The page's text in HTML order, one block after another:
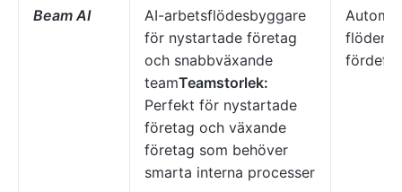
Beam AI
AI-arbetsflödesbyggare
för nystartade företag
och snabbväxande
teamTeamstorlek:
Perfekt för nystartade
företag och växande
företag som behöver
smarta interna processer
flöden,